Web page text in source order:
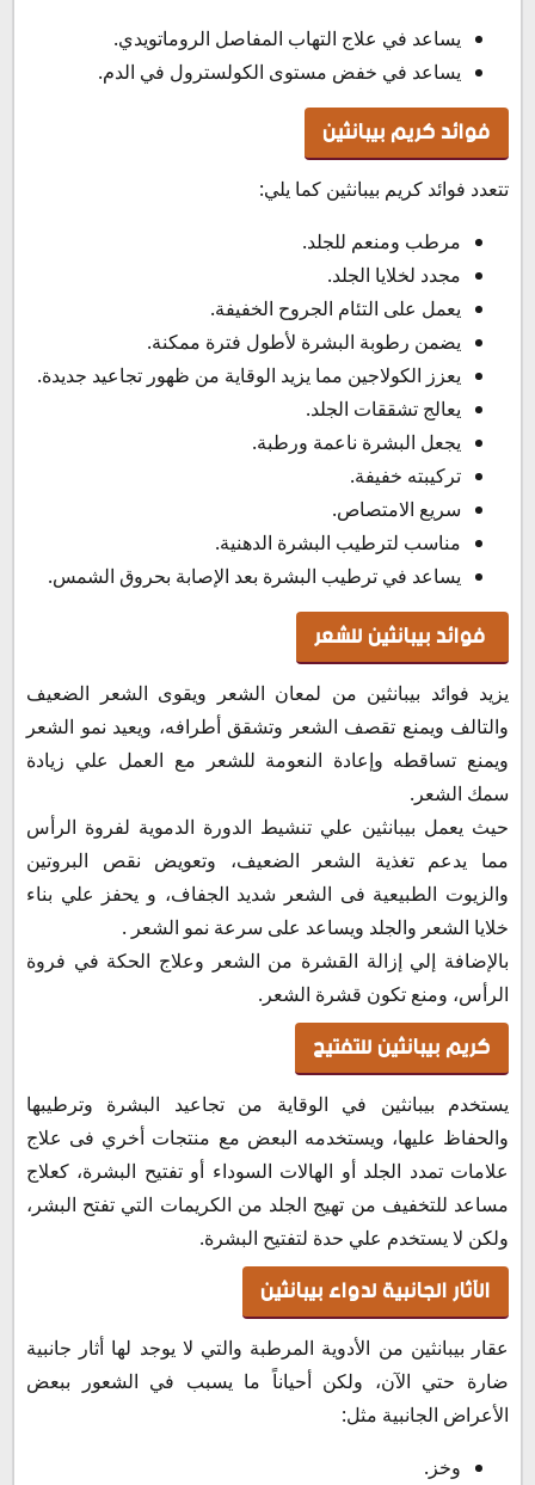
يساعد في علاج التهاب المفاصل الروماتويدي.
يساعد في خفض مستوى الكولسترول في الدم.
فوائد كريم بيبانثين
تتعدد فوائد كريم بيبانثين كما يلي:
مرطب ومنعم للجلد.
مجدد لخلايا الجلد.
يعمل على التئام الجروح الخفيفة.
يضمن رطوبة البشرة لأطول فترة ممكنة.
يعزز الكولاجين مما يزيد الوقاية من ظهور تجاعيد جديدة.
يعالج تشققات الجلد.
يجعل البشرة ناعمة ورطبة.
تركيبته خفيفة.
سريع الامتصاص.
مناسب لترطيب البشرة الدهنية.
يساعد في ترطيب البشرة بعد الإصابة بحروق الشمس.
فوائد بيبانثين للشعر
يزيد فوائد بيبانثين من لمعان الشعر ويقوى الشعر الضعيف
والتالف ويمنع تقصف الشعر وتشقق أطرافه، ويعيد نمو الشعر
ويمنع تساقطه وإعادة النعومة للشعر مع العمل علي زيادة
سمك الشعر.
حيث يعمل بيبانثين علي تنشيط الدورة الدموية لفروة الرأس
مما يدعم تغذية الشعر الضعيف، وتعويض نقص البروتين
والزيوت الطبيعية فى الشعر شديد الجفاف، و يحفز علي بناء
خلايا الشعر والجلد ويساعد على سرعة نمو الشعر .
بالإضافة إلي إزالة القشرة من الشعر وعلاج الحكة في فروة
الرأس، ومنع تكون قشرة الشعر.
كريم بيبانثين للتفتيح
يستخدم بيبانثين في الوقاية من تجاعيد البشرة وترطيبها
والحفاظ عليها، ويستخدمه البعض مع منتجات أخري فى علاج
علامات تمدد الجلد أو الهالات السوداء أو تفتيح البشرة، كعلاج
مساعد للتخفيف من تهيج الجلد من الكريمات التي تفتح البشر،
ولكن لا يستخدم علي حدة لتفتيح البشرة.
الآثار الجانبية لدواء بيبانثين
عقار بيبانثين من الأدوية المرطبة والتي لا يوجد لها أثار جانبية
ضارة حتي الآن، ولكن أحياناً ما يسبب في الشعور ببعض
الأعراض الجانبية مثل:
وخز.